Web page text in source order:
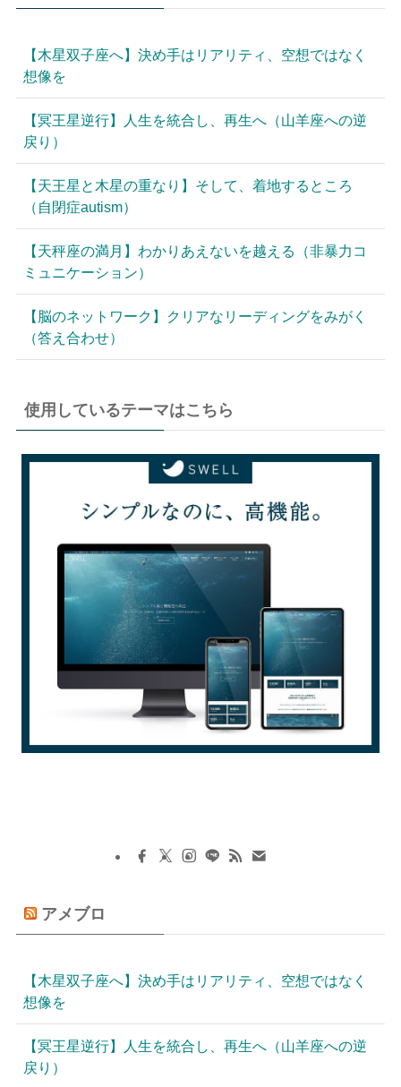
【木星双子座へ】決め手はリアリティ、空想ではなく
想像を
【冥王星逆行】人生を統合し、再生へ（山羊座への逆
戻り）
【天王星と木星の重なり】そして、着地するところ
（自閉症autism）
【天秤座の満月】わかりあえないを越える（非暴力コ
ミュニケーション）
【脳のネットワーク】クリアなリーディングをみがく
（答え合わせ）
使用しているテーマはこちら
アメブロ
【木星双子座へ】決め手はリアリティ、空想ではなく
想像を
【冥王星逆行】人生を統合し、再生へ（山羊座への逆
戻り）